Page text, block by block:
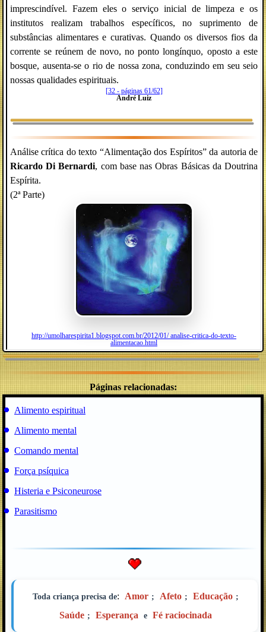
imprescindível. Fazem eles o serviço inicial de limpeza e os
institutos realizam trabalhos específicos, no suprimento de
substâncias alimentares e curativas. Quando os diversos fios da
corrente se reúnem de novo, no ponto longínquo, oposto a este
bosque, ausenta-se o rio de nossa zona, conduzindo em seu seio
nossas qualidades espirituais.
[32 - páginas 61/62]
André Luiz
Análise crítica do texto “Alimentação dos Espíritos” da autoria de
Ricardo Di Bernardi, com base nas Obras Básicas da Doutrina
Espírita.
(2ª Parte)
http://umolharespirita1.blogspot.com.br/2012/01/ analise-critica-do-texto-
alimentacao.html
Páginas relacionadas:
Alimento espiritual
Alimento mental
Comando mental
Força psíquica
Histeria e Psiconeurose
Parasitismo
Toda criança precisa de: Amor ; Afeto ; Educação ;
Saúde ; Esperança e Fé raciocinada